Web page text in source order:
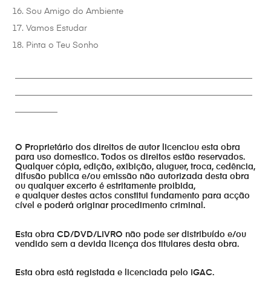
Sou Amigo do Ambiente
Vamos Estudar
Pinta o Teu Sonho
O Proprietário dos direitos de autor licenciou esta obra
para uso domestico. Todos os direitos estão reservados.
Qualquer cópia, edição, exibição, aluguer, troca, cedência,
difusão publica e/ou emissão não autorizada desta obra
ou qualquer excerto é estritamente proibida,
e qualquer destes actos constitui fundamento para acção
cível e poderá originar procedimento criminal.
Esta obra CD/DVD/LIVRO não pode ser distribuído e/ou
vendido sem a devida licença dos titulares desta obra.
Esta obra está registada e licenciada pelo IGAC.